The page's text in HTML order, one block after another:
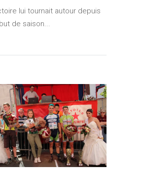
lui tournait autour depuis
de saison...